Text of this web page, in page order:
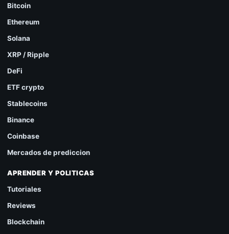
Bitcoin
Ethereum
Solana
XRP / Ripple
DeFi
ETF crypto
Stablecoins
Binance
Coinbase
Mercados de prediccion
APRENDER Y POLITICAS
Tutoriales
Reviews
Blockchain